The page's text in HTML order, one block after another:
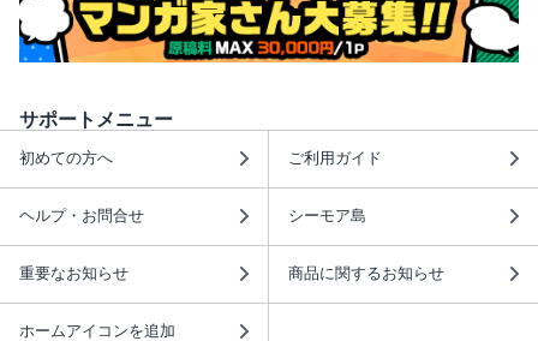
サポートメニュー
初めての方へ ご利用ガイド
ヘルプ・お問合せ シーモア島
重要なお知らせ 商品に関するお知らせ
ホームアイコンを追加